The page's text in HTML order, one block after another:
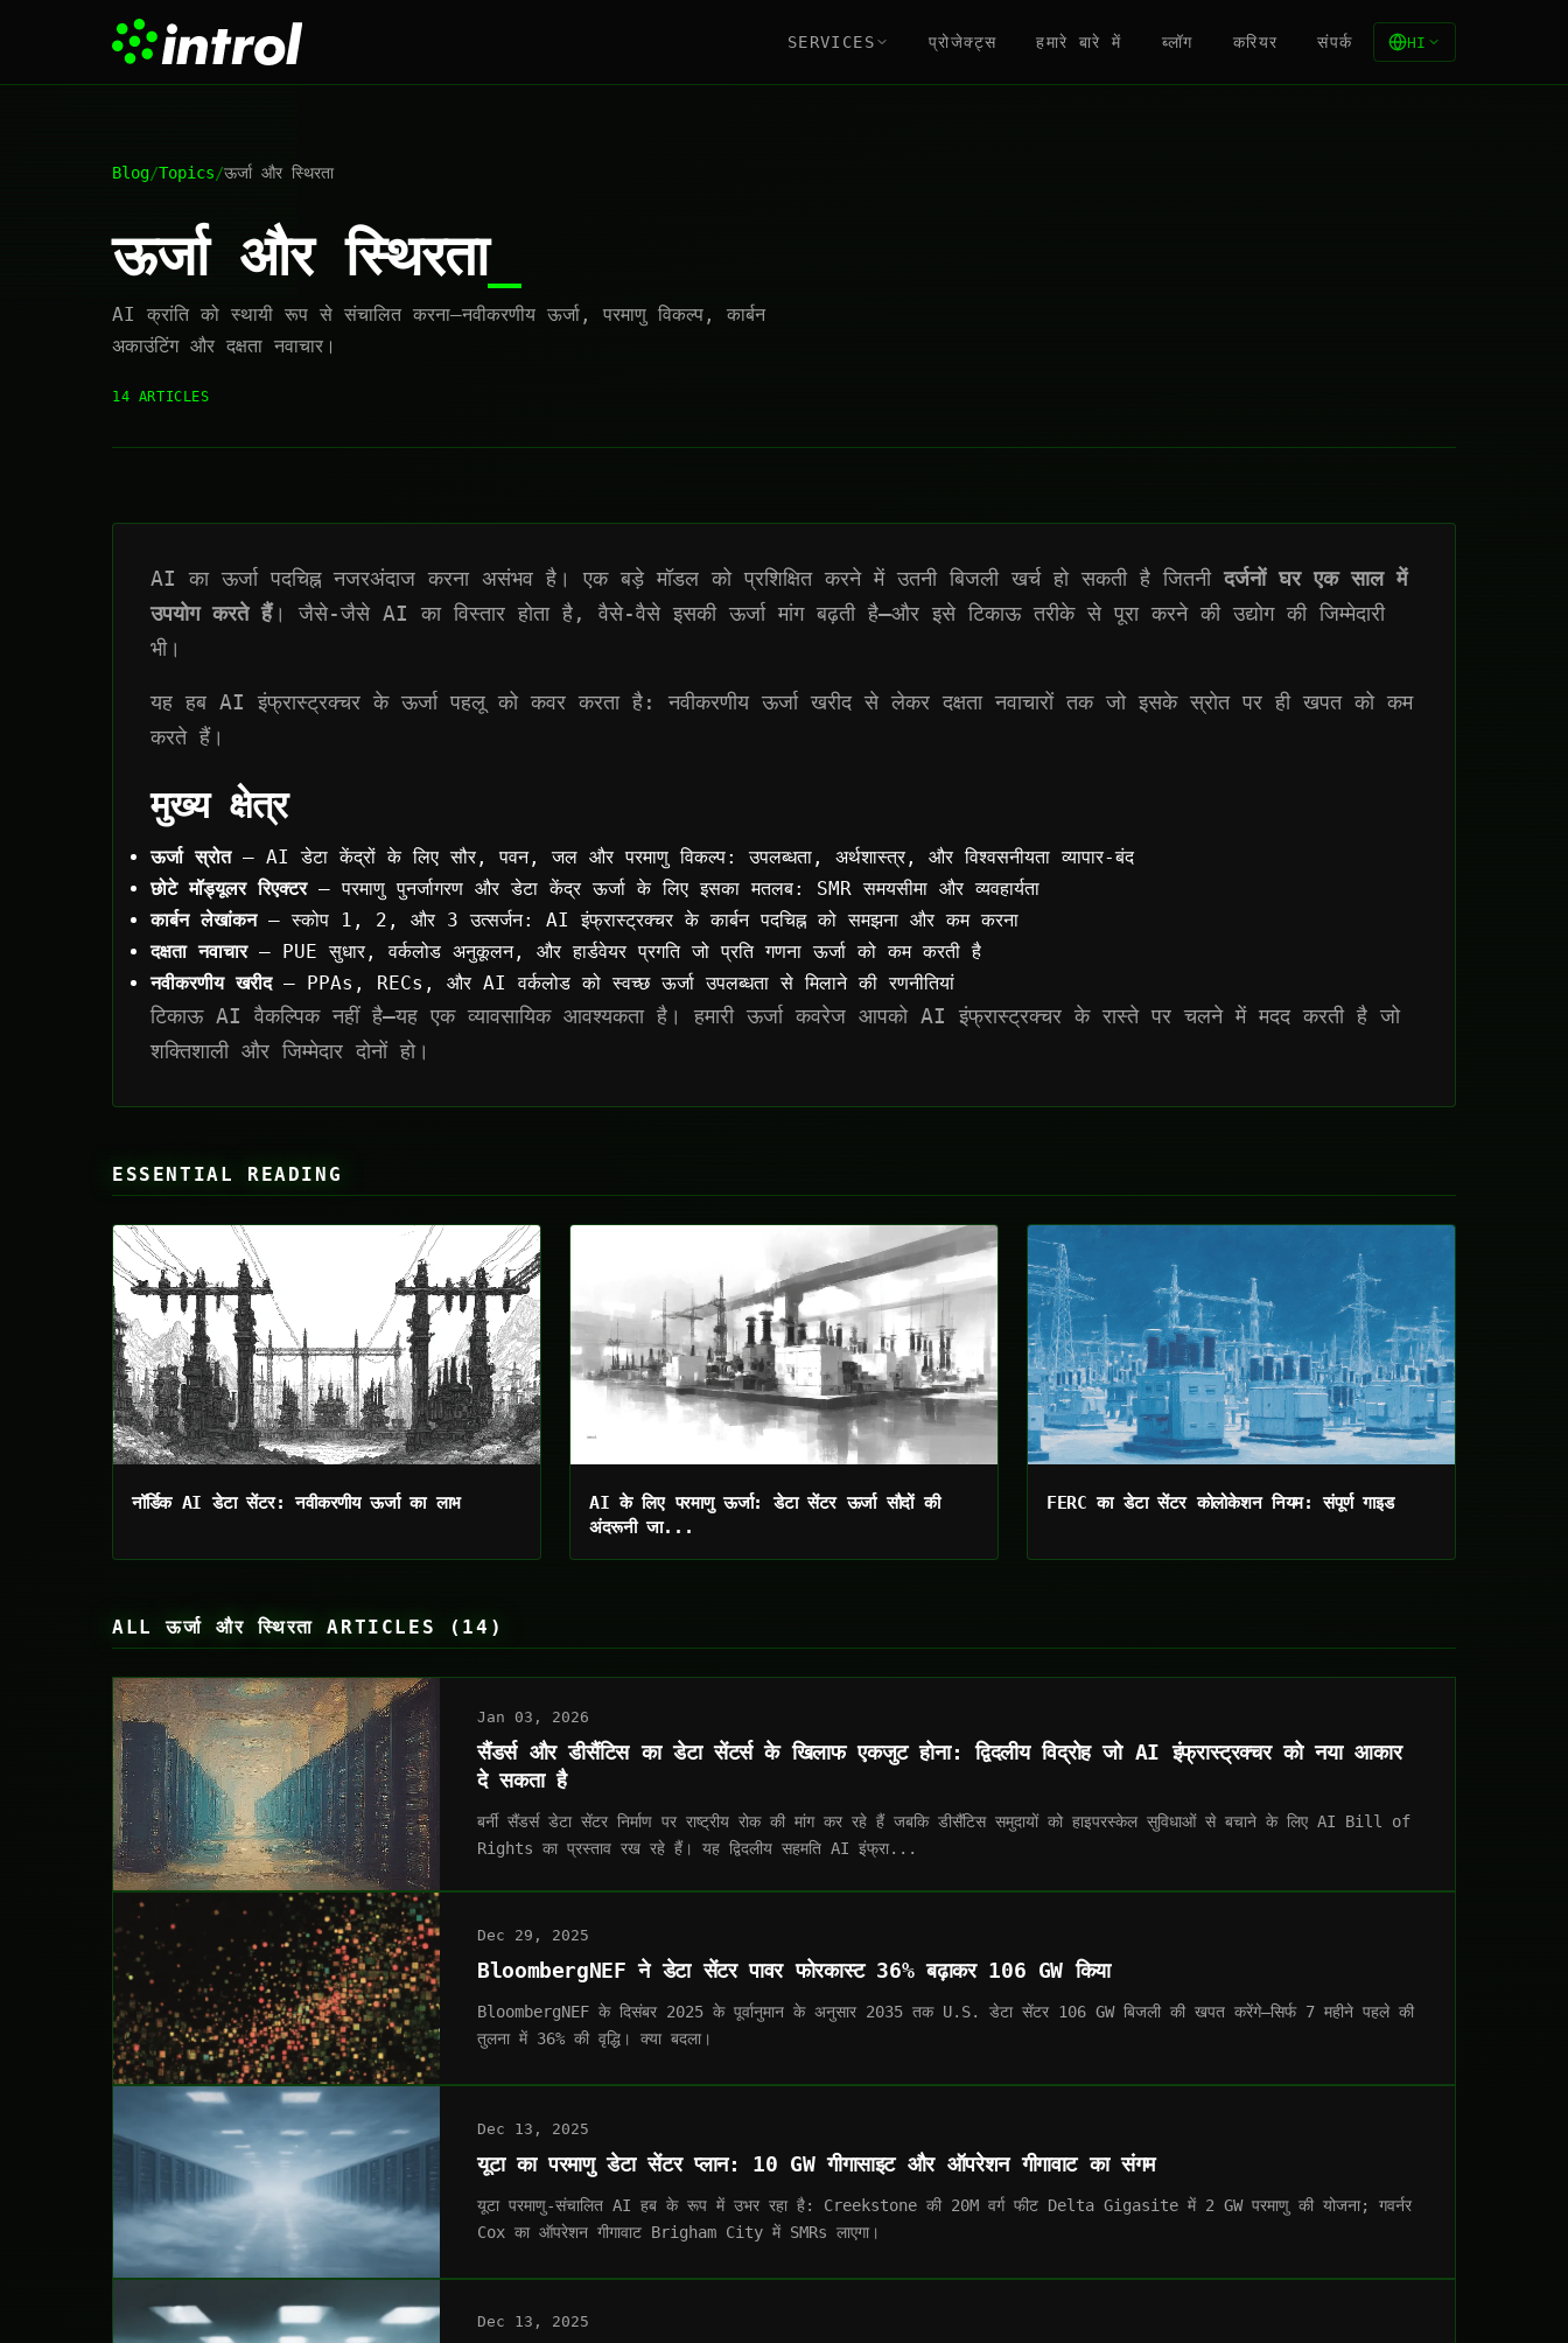
SERVICES प्रोजेक्ट्स हमारे बारे में ब्लॉग करियर संपर्क HI
Blog/Topics/ऊर्जा और स्थिरता
ऊर्जा और स्थिरता
AI क्रांति को स्थायी रूप से संचालित करना—नवीकरणीय ऊर्जा, परमाणु विकल्प, कार्बन
अकाउंटिंग और दक्षता नवाचार।
14 ARTICLES
AI का ऊर्जा पदचिह्न नजरअंदाज करना असंभव है। एक बड़े मॉडल को प्रशिक्षित करने में उतनी बिजली खर्च हो सकती है जितनीदर्जनों घर एक साल में
उपयोग करते हैं। जैसे-जैसे AI का विस्तार होता है, वैसे-वैसे इसकी ऊर्जा मांग बढ़ती है—और इसे टिकाऊ तरीके से पूरा करने की उद्योग की जिम्मेदारी
भी।
यह हब AI इंफ्रास्ट्रक्चर के ऊर्जा पहलू को कवर करता है: नवीकरणीय ऊर्जा खरीद से लेकर दक्षता नवाचारों तक जो इसके स्रोत पर ही खपत को कम
करते हैं।
मुख्य क्षेत्र
ऊर्जा स्रोत— AI डेटा केंद्रों के लिए सौर, पवन, जल और परमाणु विकल्प: उपलब्धता, अर्थशास्त्र, और विश्वसनीयता व्यापार-बंद
छोटे मॉड्यूलर रिएक्टर— परमाणु पुनर्जागरण और डेटा केंद्र ऊर्जा के लिए इसका मतलब: SMR समयसीमा और व्यवहार्यता
कार्बन लेखांकन— स्कोप 1, 2, और 3 उत्सर्जन: AI इंफ्रास्ट्रक्चर के कार्बन पदचिह्न को समझना और कम करना
दक्षता नवाचार— PUE सुधार, वर्कलोड अनुकूलन, और हार्डवेयर प्रगति जो प्रति गणना ऊर्जा को कम करती है
नवीकरणीय खरीद— PPAs, RECs, और AI वर्कलोड को स्वच्छ ऊर्जा उपलब्धता से मिलाने की रणनीतियां
टिकाऊ AI वैकल्पिक नहीं है—यह एक व्यावसायिक आवश्यकता है। हमारी ऊर्जा कवरेज आपको AI इंफ्रास्ट्रक्चर के रास्ते पर चलने में मदद करती है जो
शक्तिशाली और जिम्मेदार दोनों हो।
ESSENTIAL READING
नॉर्डिक AI डेटा सेंटर: नवीकरणीय ऊर्जा का लाभ
AI के लिए परमाणु ऊर्जा: डेटा सेंटर ऊर्जा सौदों की
अंदरूनी जा...
FERC का डेटा सेंटर कोलोकेशन नियम: संपूर्ण गाइड
ALL ऊर्जा और स्थिरता ARTICLES (14)
Jan 03, 2026
सैंडर्स और डीसैंटिस का डेटा सेंटर्स के खिलाफ एकजुट होना: द्विदलीय विद्रोह जो AI इंफ्रास्ट्रक्चर को नया आकार
दे सकता है
बर्नी सैंडर्स डेटा सेंटर निर्माण पर राष्ट्रीय रोक की मांग कर रहे हैं जबकि डीसैंटिस समुदायों को हाइपरस्केल सुविधाओं से बचाने के लिए AI Bill of
Rights का प्रस्ताव रख रहे हैं। यह द्विदलीय सहमति AI इंफ्रा...
Dec 29, 2025
BloombergNEF ने डेटा सेंटर पावर फोरकास्ट 36% बढ़ाकर 106 GW किया
BloombergNEF के दिसंबर 2025 के पूर्वानुमान के अनुसार 2035 तक U.S. डेटा सेंटर 106 GW बिजली की खपत करेंगे—सिर्फ 7 महीने पहले की
तुलना में 36% की वृद्धि। क्या बदला।
Dec 13, 2025
यूटा का परमाणु डेटा सेंटर प्लान: 10 GW गीगासाइट और ऑपरेशन गीगावाट का संगम
यूटा परमाणु-संचालित AI हब के रूप में उभर रहा है: Creekstone की 20M वर्ग फीट Delta Gigasite में 2 GW परमाणु की योजना; गवर्नर
Cox का ऑपरेशन गीगावाट Brigham City में SMRs लाएगा।
Dec 13, 2025